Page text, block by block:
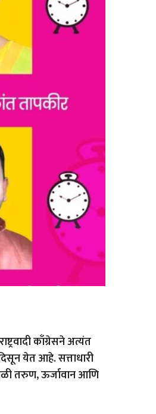
काँग्रेसने अत्यंत
येत आहे. सत्ताधारी
तरुण, ऊर्जावान आणि